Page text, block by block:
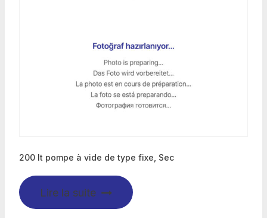
200 lt pompe à vide de type fixe, Sec
Lire la suite